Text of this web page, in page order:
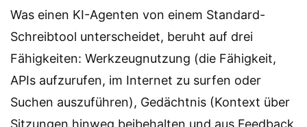
Was einen KI-Agenten von einem Standard-
Schreibtool unterscheidet, beruht auf drei
Fähigkeiten: Werkzeugnutzung (die Fähigkeit,
APIs aufzurufen, im Internet zu surfen oder
Suchen auszuführen), Gedächtnis (Kontext über
Sitzungen hinweg beibehalten und aus Feedback